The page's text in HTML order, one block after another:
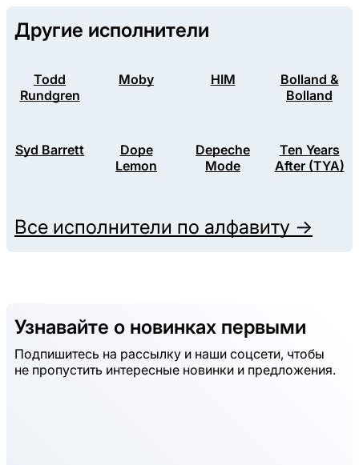
Другие исполнители
Todd
Rundgren
Moby HIM
Bolland &
Bolland
Syd Barrett
Dope
Lemon
Depeche
Mode
Ten Years
After (TYA)
Все исполнители по алфавиту →
Узнавайте о новинках первыми
Подпишитесь на рассылку и наши соцсети, чтобы
не пропустить интересные новинки и предложения.